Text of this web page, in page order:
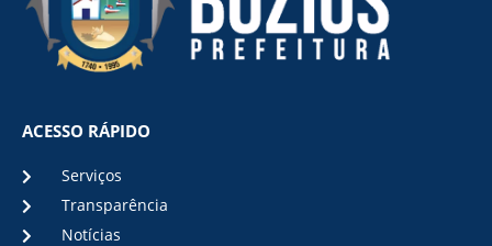
ACESSO RÁPIDO
Serviços
Transparência
Notícias